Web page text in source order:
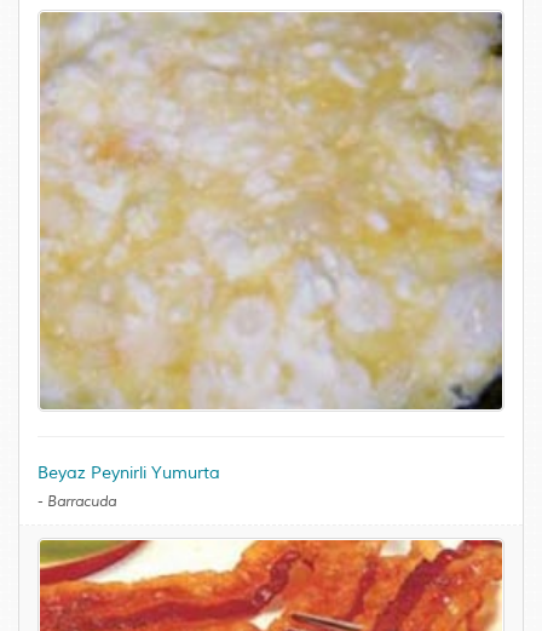
Beyaz Peynirli Yumurta
- Barracuda